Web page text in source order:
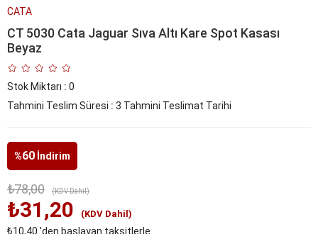
CATA
CT 5030 Cata Jaguar Sıva Altı Kare Spot Kasası
Beyaz
Stok Miktarı : 0
Tahmini Teslim Süresi : 3 Tahmini Teslimat Tarihi
%60 İndirim
₺78,00 (KDV Dahil)
₺31,20 (KDV Dahil)
₺10,40 'den başlayan taksitlerle